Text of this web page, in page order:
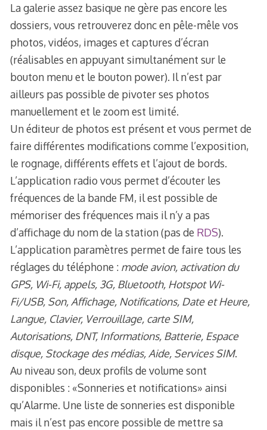
La galerie assez basique ne gère pas encore les
dossiers, vous retrouverez donc en pêle-mêle vos
photos, vidéos, images et captures d’écran
(réalisables en appuyant simultanément sur le
bouton menu et le bouton power). Il n’est par
ailleurs pas possible de pivoter ses photos
manuellement et le zoom est limité.
Un éditeur de photos est présent et vous permet de
faire différentes modifications comme l’exposition,
le rognage, différents effets et l’ajout de bords.
L’application radio vous permet d’écouter les
fréquences de la bande FM, il est possible de
mémoriser des fréquences mais il n’y a pas
d’affichage du nom de la station (pas de RDS).
L’application paramètres permet de faire tous les
réglages du téléphone :mode avion, activation du
GPS, Wi-Fi, appels, 3G, Bluetooth, Hotspot Wi-
Fi/USB, Son, Affichage, Notifications, Date et Heure,
Langue, Clavier, Verrouillage, carte SIM,
Autorisations, DNT, Informations, Batterie, Espace
disque, Stockage des médias, Aide, Services SIM.
Au niveau son, deux profils de volume sont
disponibles : «Sonneries et notifications» ainsi
qu’Alarme. Une liste de sonneries est disponible
mais il n’est pas encore possible de mettre sa